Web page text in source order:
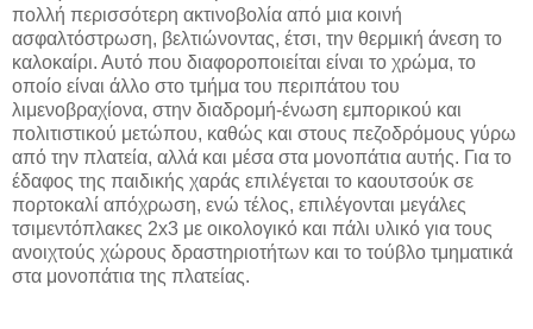
πολλή περισσότερη ακτινοβολία από μια κοινή
ασφαλτόστρωση, βελτιώνοντας, έτσι, την θερμική άνεση το
καλοκαίρι. Αυτό που διαφοροποιείται είναι το χρώμα, το
οποίο είναι άλλο στο τμήμα του περιπάτου του
λιμενοβραχίονα, στην διαδρομή-ένωση εμπορικού και
πολιτιστικού μετώπου, καθώς και στους πεζοδρόμους γύρω
από την πλατεία, αλλά και μέσα στα μονοπάτια αυτής. Για το
έδαφος της παιδικής χαράς επιλέγεται το καουτσούκ σε
πορτοκαλί απόχρωση, ενώ τέλος, επιλέγονται μεγάλες
τσιμεντόπλακες 2x3 με οικολογικό και πάλι υλικό για τους
ανοιχτούς χώρους δραστηριοτήτων και το τούβλο τμηματικά
στα μονοπάτια της πλατείας.